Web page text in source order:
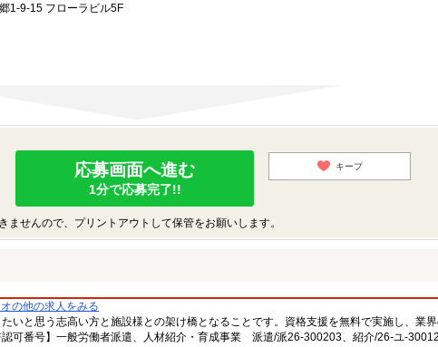
1-9-15 フローラビル5F
応募画面へ進む
1分で応募完了!!
キープ
せんので、プリントアウトして保管をお願いします。
の他の求人をみる
いと思う志高い方と施設様との架け橋となることです。資格支援を無料で実施し、業
可番号】一般労働者派遣、人材紹介・育成事業 派遣/派26-300203、紹介/26-ユ-